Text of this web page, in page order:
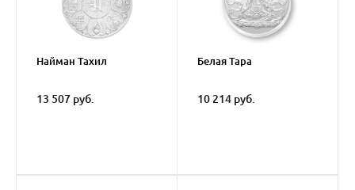
Найман Тахил
13 507 руб.
Белая Тара
10 214 руб.